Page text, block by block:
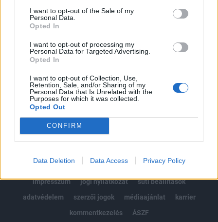
I want to opt-out of the Sale of my
Personal Data.
Opted In
I want to opt-out of processing my
Personal Data for Targeted Advertising.
Opted In
I want to opt-out of Collection, Use,
Retention, Sale, and/or Sharing of my
Personal Data that Is Unrelated with the
Purposes for which it was collected.
Opted Out
CONFIRM
Data Deletion Data Access Privacy Policy
Kötéslisták: BÉT elmúlt 2 év napon belüli
kötéslistái
Előfizetés
MÁR ELŐFIZETŐNK VAGY?BEJELENTKEZÉS
impresszum
jogi nyilatkozat
süti beállítások
adatvédelem
szerzői jogok médiaajánlat
karrier
kommentkezelés
ÁSZF